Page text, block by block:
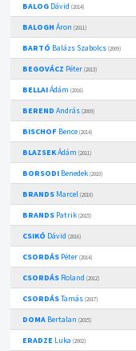
BALOGDávid (2014)
BALOGH Áron (2011)
BARTÓ Balázs Szabolcs (2009)
BEGOVÁCZ Péter (2013)
BELLAIÁdám (2016)
BEREND András (2009)
BISCHOFBence (2014)
BLAZSEKÁdám (2011)
BORSODIBenedek (2010)
BRANDSMarcel (2010)
BRANDSPatrik (2015)
CSIKÓ Dávid (2016)
CSORDÁSPéter (2014)
CSORDÁSRoland (2012)
CSORDÁSTamás (2017)
DOMABertalan (2015)
ERADZELuka (2002)